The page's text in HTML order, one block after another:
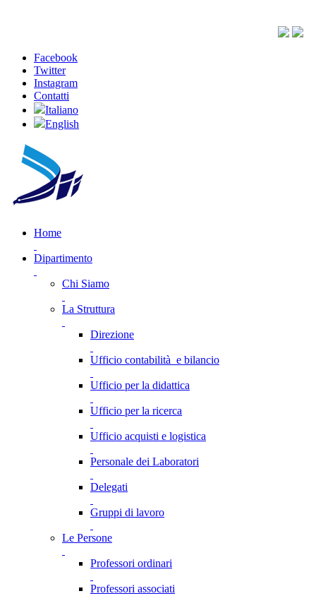
Facebook
Twitter
Instagram
Contatti
Italiano
English
Home
Dipartimento
Chi Siamo
La Struttura
Direzione
Ufficio contabilità e bilancio
Ufficio per la didattica
Ufficio per la ricerca
Ufficio acquisti e logistica
Personale dei Laboratori
Delegati
Gruppi di lavoro
Le Persone
Professori ordinari
Professori associati